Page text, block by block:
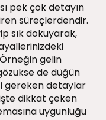
pek çok detayın
süreçlerdendir.
sık dokuyarak,
gelin
de düğün
gereken detaylar
dikkat çeken
uygunluğu